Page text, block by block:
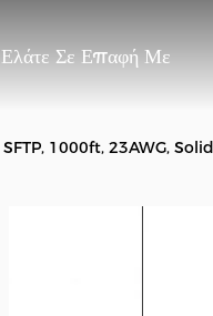
Σε Επαφή Με
1000ft, 23AWG,